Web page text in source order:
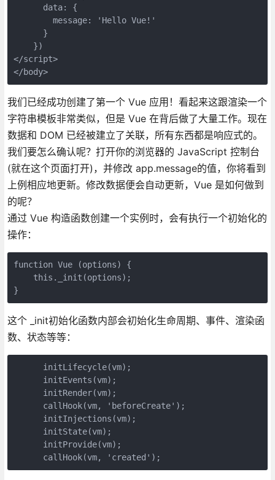
      data: {
        message: 'Hello Vue!'
      }
    })
</script>
</body>
我们已经成功创建了第一个 Vue 应用！看起来这跟渲染一个
字符串模板非常类似，但是 Vue 在背后做了大量工作。现在
数据和 DOM 已经被建立了关联，所有东西都是响应式的。
我们要怎么确认呢？打开你的浏览器的 JavaScript 控制台
(就在这个页面打开)，并修改 app.message的值，你将看到
上例相应地更新。修改数据便会自动更新，Vue 是如何做到
的呢？
通过 Vue 构造函数创建一个实例时，会有执行一个初始化的
操作：
function Vue (options) {
    this._init(options);
}
这个 _init初始化函数内部会初始化生命周期、事件、渲染函
数、状态等等：
      initLifecycle(vm);
      initEvents(vm);
      initRender(vm);
      callHook(vm, 'beforeCreate');
      initInjections(vm);
      initState(vm);
      initProvide(vm);
      callHook(vm, 'created');